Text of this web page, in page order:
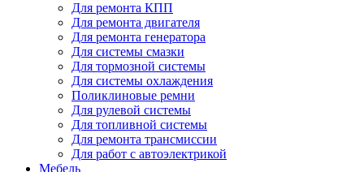
Для ремонта КПП
Для ремонта двигателя
Для ремонта генератора
Для системы смазки
Для тормозной системы
Для системы охлаждения
Поликлиновые ремни
Для рулевой системы
Для топливной системы
Для ремонта трансмиссии
Для работ с автоэлектрикой
Мебель